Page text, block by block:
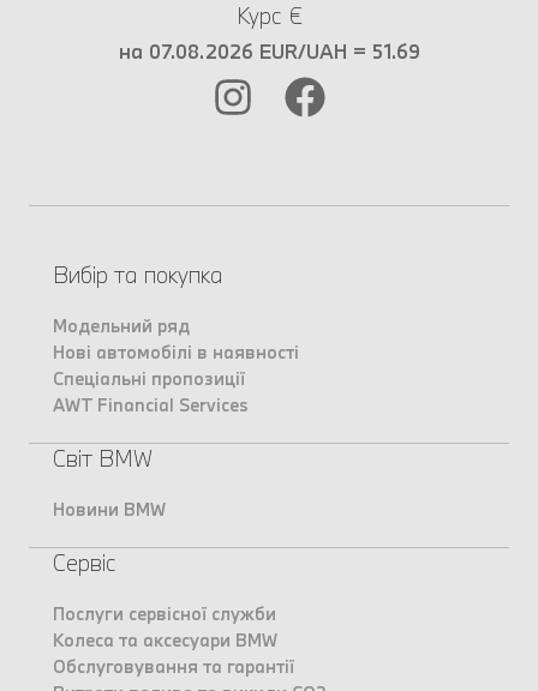
Курс €
на 07.08.2026 EUR/UAH = 51.69
Вибір та покупка
Модельний ряд
Нові автомобілі в наявності
Спеціальні пропозиції
AWT Financial Services
Світ BMW
Новини BMW
Сервіс
Послуги сервісної служби
Колеса та аксесуари BMW
Обслуговування та гарантії